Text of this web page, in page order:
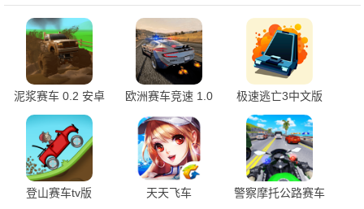
泥浆赛车 0.2 安卓
版
欧洲赛车竞速 1.0
极速逃亡3中文版
v1.0.6 最新版
登山赛车tv版
天天飞车
警察摩托公路赛车